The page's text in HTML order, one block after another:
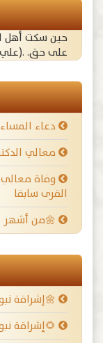
حين سكت أهل
على حق. .(علي
دعاء المساء
معالي
وفاة معالي
القرى سابقا
🌼من أشهر
🌼إشراقة
🌻إشراقة